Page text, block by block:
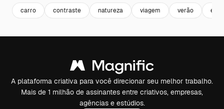
carro contraste natureza viagem verão
A plataforma criativa para você direcionar seu melhor trabalho.
Mais de 1 milhão de assinantes entre criativos, empresas,
agências e estúdios.